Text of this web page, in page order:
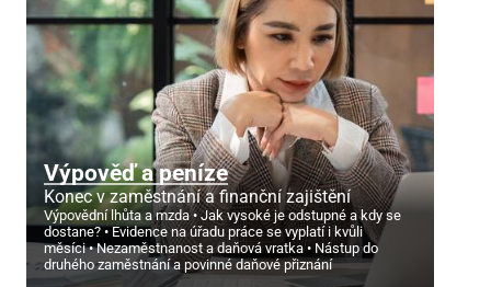
Výpověď a peníze
Konec v zaměstnání a finanční zajištění
Výpovědní lhůta a mzda
Jak vysoké je odstupné a kdy se
dostane?
Evidence na úřadu práce se vyplatí i kvůli
měsíci
Nezaměstnanost a daňová vratka
Nástup do
druhého zaměstnání a povinné daňové přiznání